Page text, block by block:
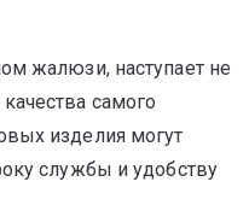
жалюзи, наступает не
самого
изделия могут
службы и удобству